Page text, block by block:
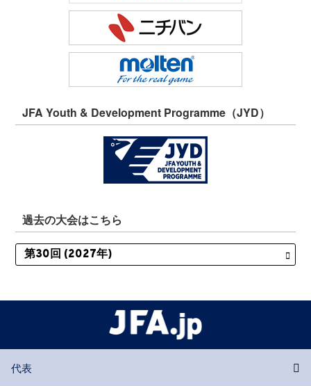
JFA Youth & Development Programme（JYD）
過去の大会はこちら
代表